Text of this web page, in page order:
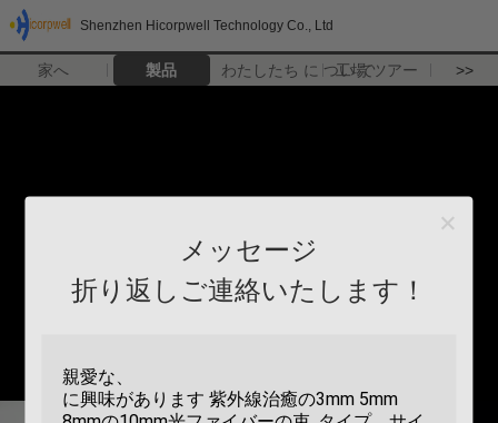
Shenzhen Hicorpwell Technology Co., Ltd
家へ 製品 わたしたち に つい て工場 ツアー >>
メッセージ
折り返しご連絡いたします！